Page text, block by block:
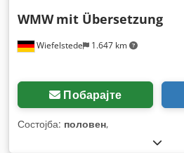
Wiefelstede 1.647 km
WMW mit Übersetzung
Побарајте
Состојба: половен,